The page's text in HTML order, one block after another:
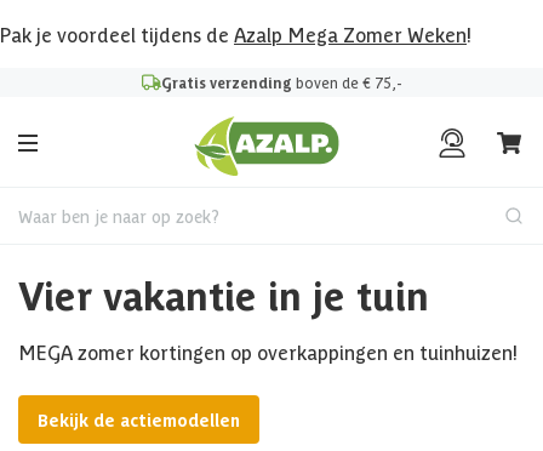
Pak je voordeel tijdens de Azalp Mega Zomer Weken!
Gratis verzending boven de € 75,-
Waar ben je naar op zoek?
Vier vakantie in je tuin
MEGA zomer kortingen op overkappingen en tuinhuizen!
Bekijk de actiemodellen